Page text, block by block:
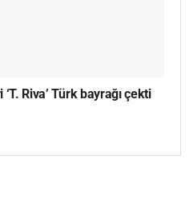
‘T. Riva’ Türk bayrağı çekti